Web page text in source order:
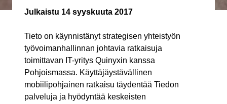
Julkaistu 14 syyskuuta 2017
Tieto on käynnistänyt strategisen yhteistyön
työvoimanhallinnan johtavia ratkaisuja
toimittavan IT-yritys Quinyxin kanssa
Pohjoismassa. Käyttäjäystävällinen
mobiilipohjainen ratkaisu täydentää Tiedon
palveluja ja hyödyntää keskeisten